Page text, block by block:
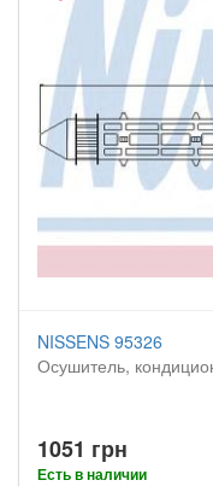
NISSENS 95326
Осушитель,
1051 грн
Есть в наличии